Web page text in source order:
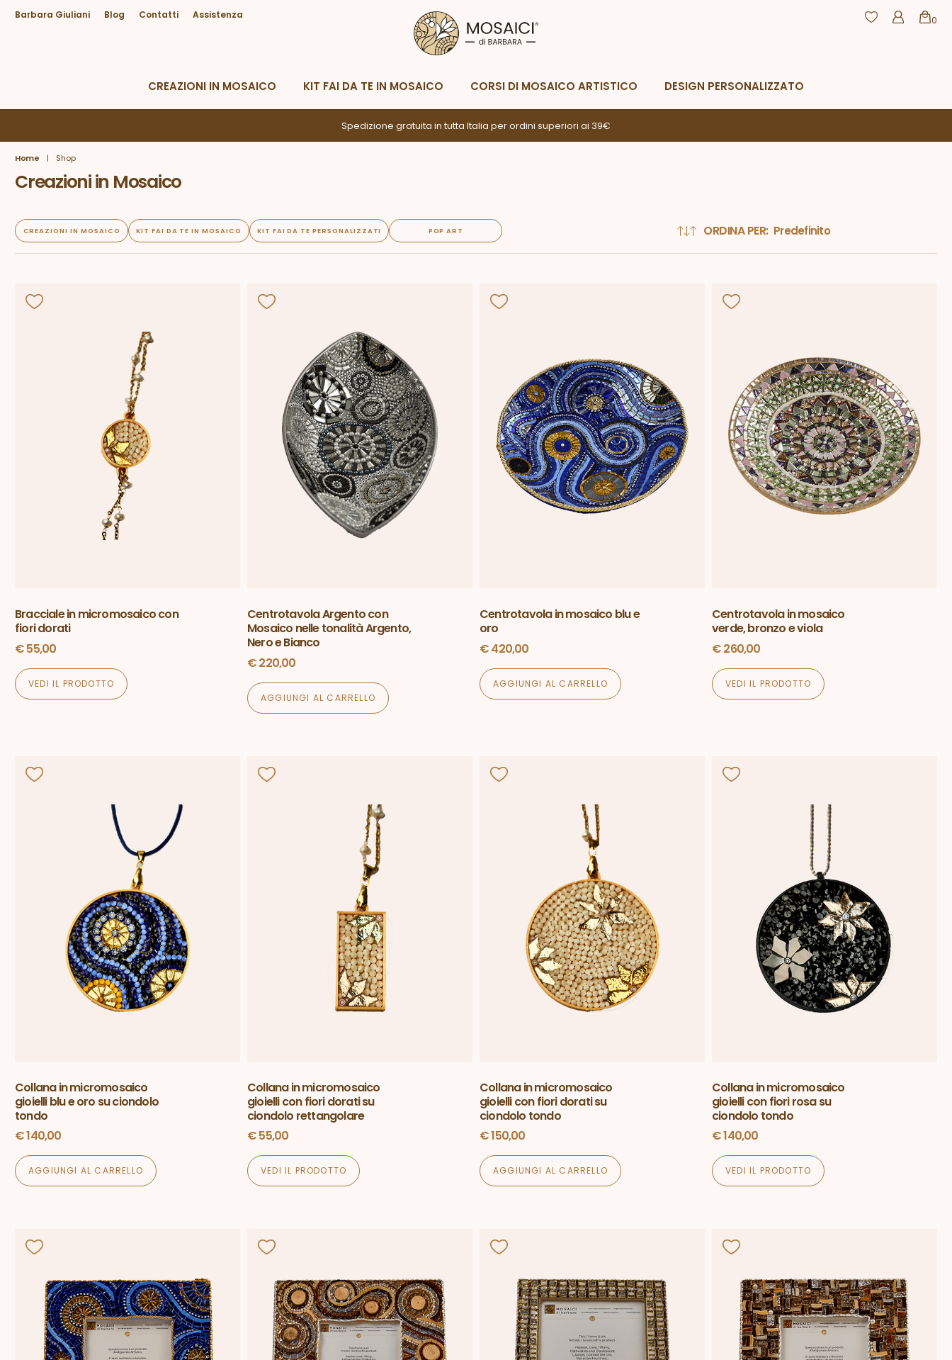
Hai bisogno di Aiuto? Metodi di spedizione
Whatsapp
Barbara Giuliani Blog Contatti Assistenza 0
CREAZIONI IN MOSAICO KIT FAI DA TE IN MOSAICO CORSI DI MOSAICO ARTISTICO DESIGN PERSONALIZZATO
Spedizione gratuita in tutta Italia per ordini superiori ai 39€
Home | Shop
Creazioni in Mosaico
CREAZIONI IN MOSAICO KIT FAI DA TE IN MOSAICO KIT FAI DA TE PERSONALIZZATI POP ART ORDINA PER:
Bracciale in micromosaico con
fiori dorati
€55,00
VEDI IL PRODOTTO
Centrotavola Argento con
Mosaico nelle tonalità Argento,
Nero e Bianco
€220,00
AGGIUNGI AL CARRELLO
Centrotavola in mosaico blu e
oro
€420,00
AGGIUNGI AL CARRELLO
Centrotavola in mosaico
verde, bronzo e viola
€260,00
VEDI IL PRODOTTO
Collana in micromosaico
gioielli blu e oro su ciondolo
tondo
€140,00
AGGIUNGI AL CARRELLO
Collana in micromosaico
gioielli con fiori dorati su
ciondolo rettangolare
€55,00
VEDI IL PRODOTTO
Collana in micromosaico
gioielli con fiori dorati su
ciondolo tondo
€150,00
AGGIUNGI AL CARRELLO
Collana in micromosaico
gioielli con fiori rosa su
ciondolo tondo
€140,00
VEDI IL PRODOTTO